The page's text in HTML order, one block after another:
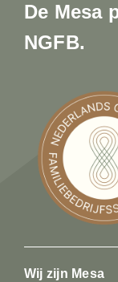
De Mesa
NGFB.
Wij zijn Mesa